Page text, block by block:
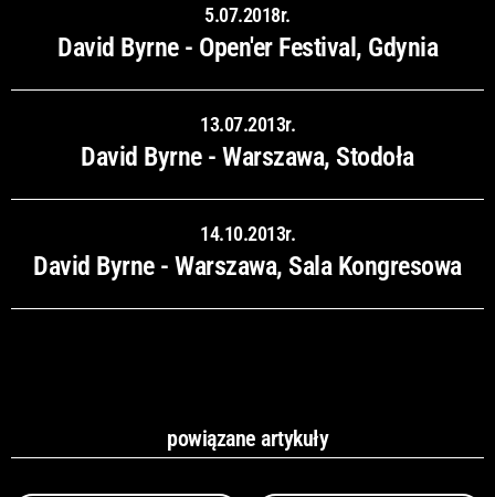
5.07.2018r.
David Byrne - Open'er Festival, Gdynia
13.07.2013r.
David Byrne - Warszawa, Stodoła
14.10.2013r.
David Byrne - Warszawa, Sala Kongresowa
powiązane artykuły